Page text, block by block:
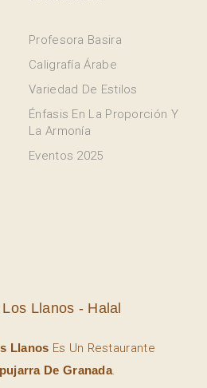
Profesora Basira
Caligrafía Árabe
Variedad De Estilos
Énfasis En La Proporción Y
La Armonía
Eventos 2025
Llanos - Halal
Llanos Es Un Restaurante
De Granada.